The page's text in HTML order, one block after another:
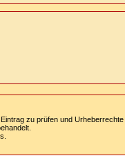
zu prüfen und